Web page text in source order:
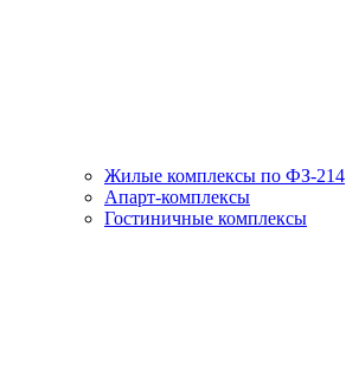
Жилые комплексы по ФЗ-214
Апарт-комплексы
Гостиничные комплексы